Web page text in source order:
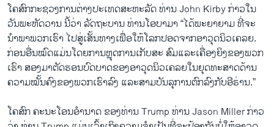
​ໂຄສົກ​ກະຊວງ​ການ​ຕ່າງປະ​ເທດ​ສະຫະລັດ ທ່ານ John Kirby ກ່າວໃນ
ວັນພະຫັດວານ ນີ້​ວ່າ ລັດຖະບານ ທ່ານ​ໂອບາ​ມາ ​“ໄດ້​ພະຍາຍາມ ທີ່​ຈະ​
ນຳພາ​ພວກ​ເຮົາ​ ໄປ​ສູ່​ເສັ້ນທາງເພື່ອໃຫ້​ໂລກ​ປອດ​ຈາກ​ອາວຸດ​ນິວ​ເຄລຍ.
ກ່ອນ​ອື່ນ​ໝົດແມ່ນ​ໂດຍ​ການ​ຫຼຸດ​ການ​ເກັບສະ ​ສົມ​ແລະ​ເຄື່ອງ​ຍິງ​ຂອງ​ພວກ​
ເຮົາ ສອງ​ມາຕັດ​ຮອນ​ບົດບາດ​ຂອງ​ອາວຸດ​ນິວ​ເຄລຍ​ໃນ​ຍຸດ​ທະ​ສາດ​ດ້ານ​
ຄວາມ​ໝັ້ນຄົງ​ຂອງ​ພວກ​ເຮົາ​ລົງ ​ແລະ​ສາມບັນລຸ​ການຕົກລົງ​ກັບ​ອີ​ຣ່ານ.”
​ໂຄສົກ ຄະນະ​ໂອນ​ອຳນາດ ຂອງ​ທ່ານ Trump ທ່ານ Jason Miller ກ່າວ​